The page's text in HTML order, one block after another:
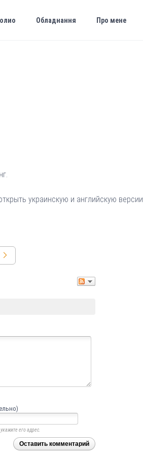
Обладнання Про мене
украинскую и английскую версии
его адрес.
Оставить комментарий